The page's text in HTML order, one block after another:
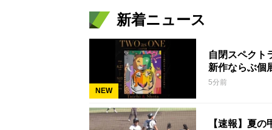
新着ニュース
NEW
自閉スペクト
新作ならぶ個
5分前
【速報】夏